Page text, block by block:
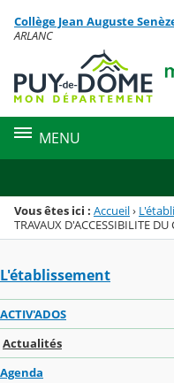
Menu de la rubrique
Contenu
Collège Jean Auguste
ARLANC
MENU
Vous êtes ici : Accueil›
TRAVAUX D'ACCESSIBILITE DU
L'établissement
ACTIV'ADOS
Actualités
Agenda